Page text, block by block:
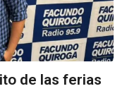
de las ferias